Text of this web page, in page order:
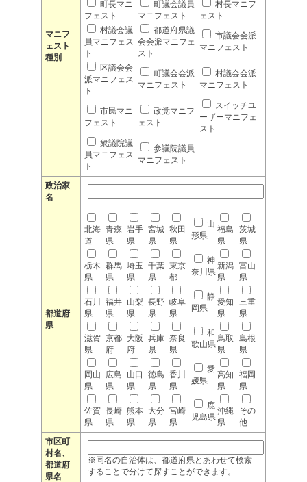
マニフ
ェスト
種別
町長マニ
フェスト
町議会議員
マニフェスト
村長マニフ
ェスト
村議会議
員マニフェス
ト
都道府県議
会会派マニフェ
スト
市議会会派
マニフェスト
区議会会
派マニフェス
ト
町議会会派
マニフェスト
村議会会派
マニフェスト
市民マニ
フェスト
政党マニフ
ェスト
スイッチユ
ーザーマニフェ
スト
衆議院議
員マニフェス
ト
参議院議員
マニフェスト
政治家
名
都道府
県
北海
道
青森
県
岩手
県
宮城
県
秋田
県
山
形県
福島
県
茨城
県
栃木
県
群馬
県
埼玉
県
千葉
県
東京
都
神
奈川県
新潟
県
富山
県
石川
県
福井
県
山梨
県
長野
県
岐阜
県
静
岡県
愛知
県
三重
県
滋賀
県
京都
府
大阪
府
兵庫
県
奈良
県
和
歌山県
鳥取
県
島根
県
岡山
県
広島
県
山口
県
徳島
県
香川
県
愛
媛県
高知
県
福岡
県
佐賀
県
長崎
県
熊本
県
大分
県
宮崎
県
鹿
児島県
沖縄
県
その
他
市区町
村名、
都道府
県名
※同名の自治体は、都道府県とあわせて検索
することで分けて探すことができます。